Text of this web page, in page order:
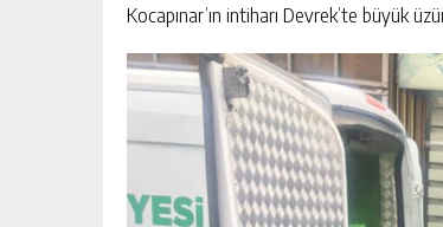
Kocapınar’ın intiharı Devrek’te büyük